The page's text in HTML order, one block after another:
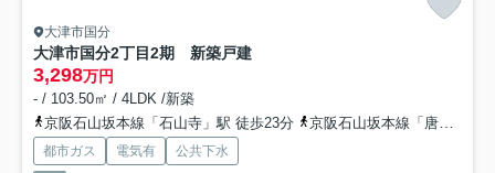
大津市国分
大津市国分2丁目2期 新築戸建
3,298万円
- / 103.50㎡ / 4LDK /新築
京阪石山坂本線「石山寺」駅 徒歩23分
京阪石山坂本線「唐橋前」駅 徒歩26分
都市ガス 電気有
公共下水